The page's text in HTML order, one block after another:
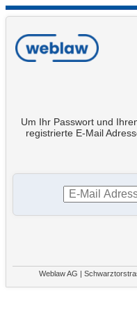
Um Ihr Passwort und
registrierte E-Mail
Weblaw AG |